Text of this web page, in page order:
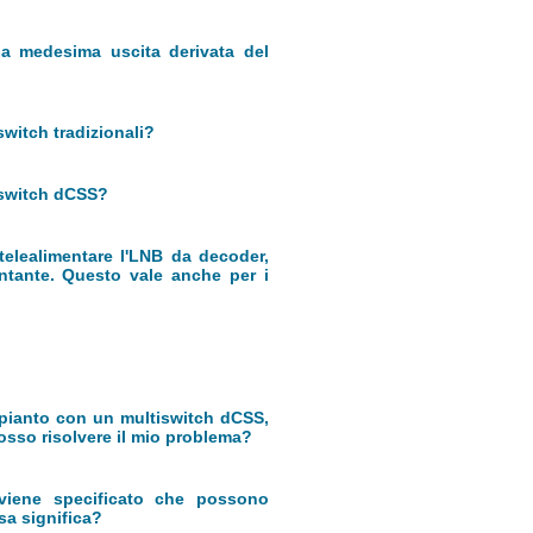
medesima uscita derivata del
tradizionali?
dCSS?
l'LNB da decoder,
Questo vale anche per i
con un multiswitch dCSS,
risolvere il mio problema?
specificato che possono
significa?